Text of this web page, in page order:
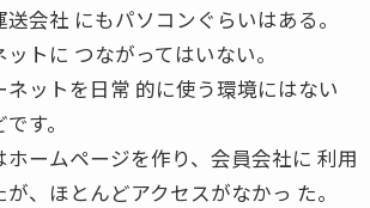
会社 にもパソコンぐらいはある。
トに つながってはいない。
ットを日常 的に使う環境にはない
す。
ームページを作り、会員会社に 利用
、ほとんどアクセスがなかっ た。